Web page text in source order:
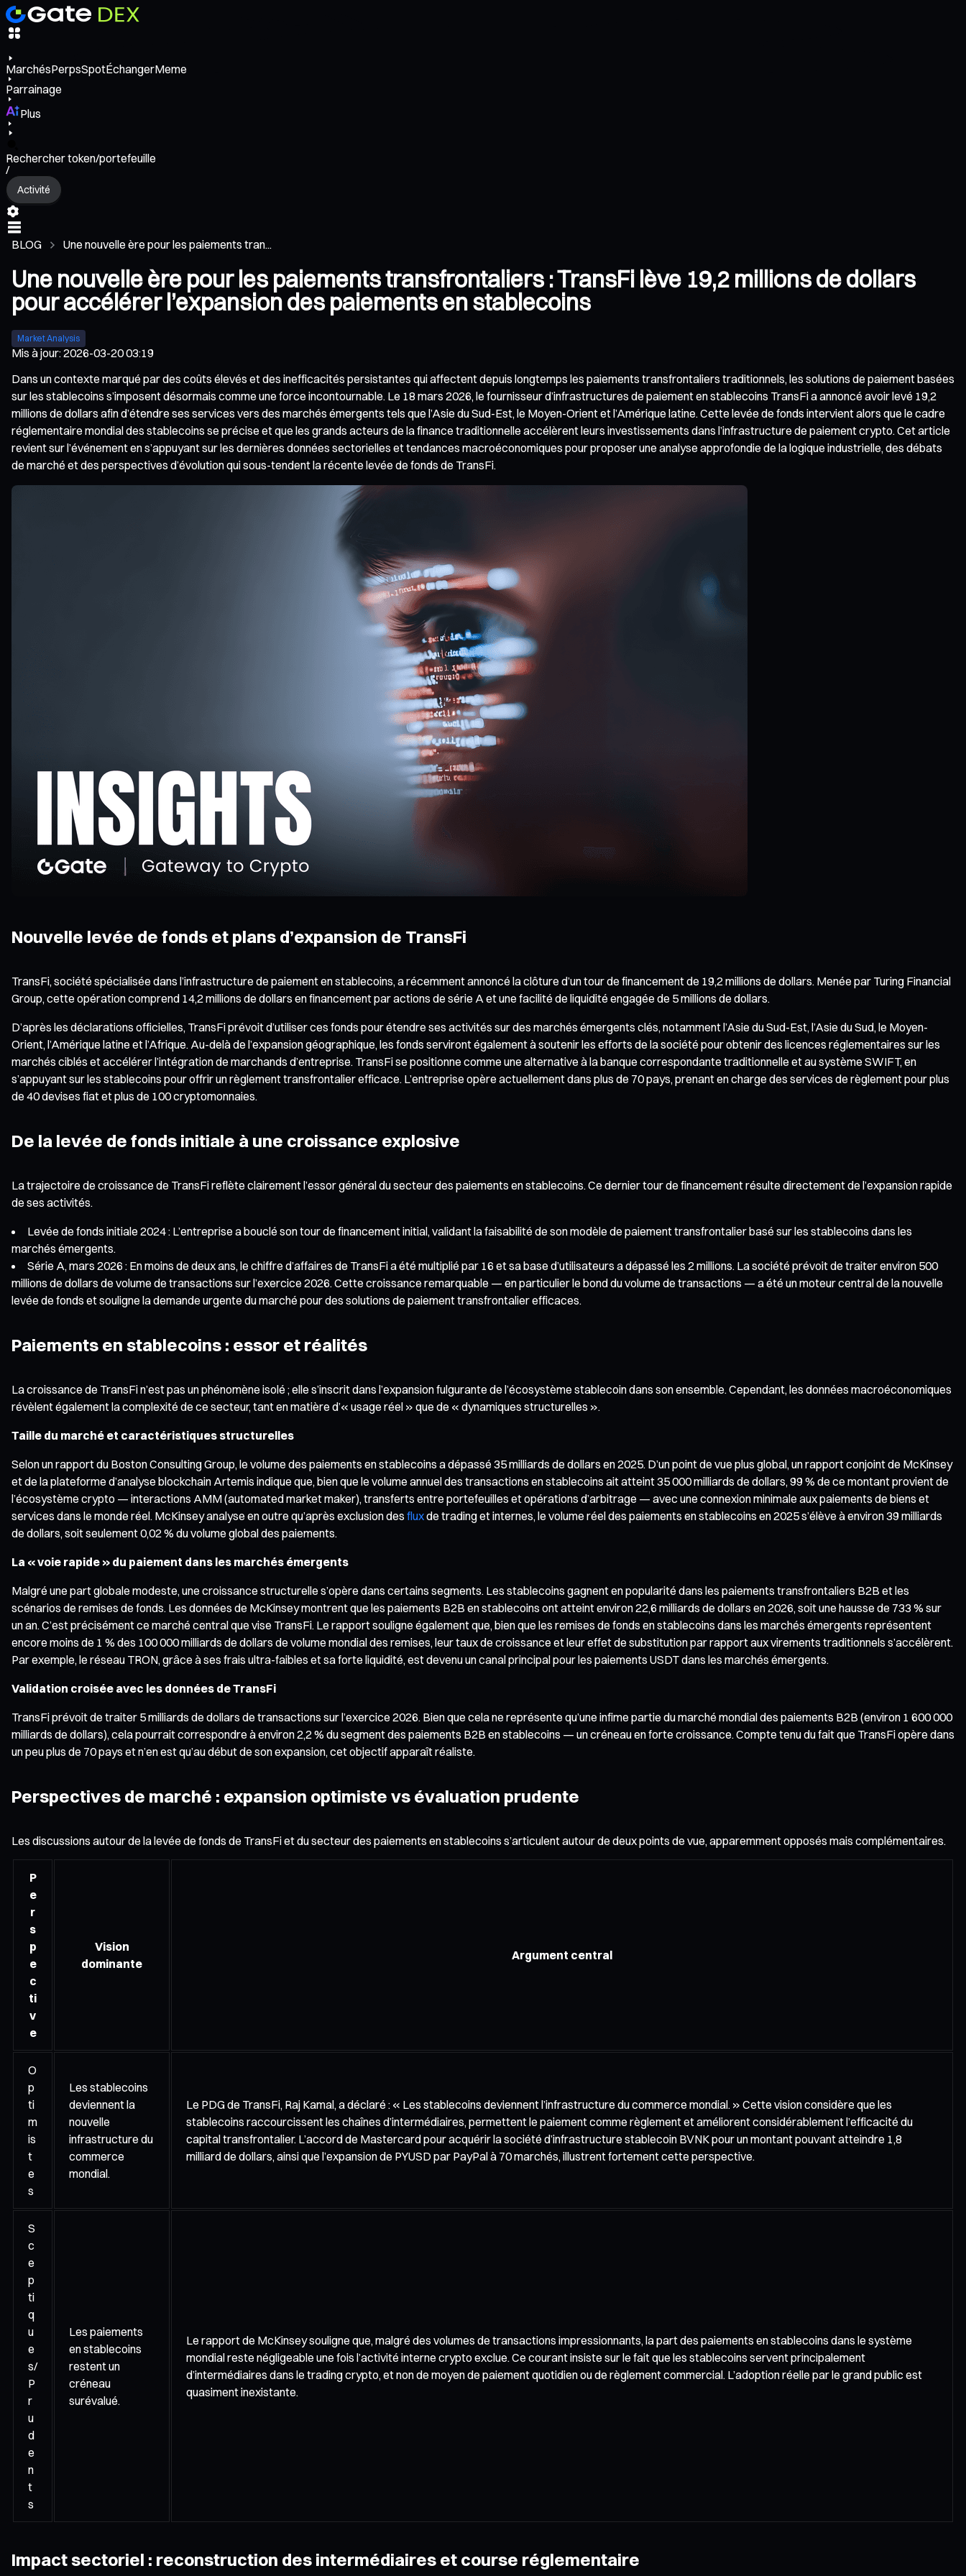
MarchésPerpsSpotÉchangerMeme
Parrainage
Plus
Rechercher token/portefeuille
/
Activité
BLOG Une nouvelle ère pour les paiements tran...
Une nouvelle ère pour les paiements transfrontaliers : TransFi lève 19,2 millions de dollars
pour accélérer l’expansion des paiements en stablecoins
Market Analysis
Mis à jour:2026-03-20 03:19
Dans un contexte marqué par des coûts élevés et des inefficacités persistantes qui affectent depuis longtemps les paiements transfrontaliers traditionnels, les solutions de paiement basées
sur les stablecoins s’imposent désormais comme une force incontournable. Le 18 mars 2026, le fournisseur d’infrastructures de paiement en stablecoins TransFi a annoncé avoir levé 19,2
millions de dollars afin d’étendre ses services vers des marchés émergents tels que l’Asie du Sud-Est, le Moyen-Orient et l’Amérique latine. Cette levée de fonds intervient alors que le cadre
réglementaire mondial des stablecoins se précise et que les grands acteurs de la finance traditionnelle accélèrent leurs investissements dans l’infrastructure de paiement crypto. Cet article
revient sur l’événement en s’appuyant sur les dernières données sectorielles et tendances macroéconomiques pour proposer une analyse approfondie de la logique industrielle, des débats
de marché et des perspectives d’évolution qui sous-tendent la récente levée de fonds de TransFi.
Nouvelle levée de fonds et plans d’expansion de TransFi
TransFi, société spécialisée dans l’infrastructure de paiement en stablecoins, a récemment annoncé la clôture d’un tour de financement de 19,2 millions de dollars. Menée par Turing Financial
Group, cette opération comprend 14,2 millions de dollars en financement par actions de série A et une facilité de liquidité engagée de 5 millions de dollars.
D’après les déclarations officielles, TransFi prévoit d’utiliser ces fonds pour étendre ses activités sur des marchés émergents clés, notamment l’Asie du Sud-Est, l’Asie du Sud, le Moyen-
Orient, l’Amérique latine et l’Afrique. Au-delà de l’expansion géographique, les fonds serviront également à soutenir les efforts de la société pour obtenir des licences réglementaires sur les
marchés ciblés et accélérer l’intégration de marchands d’entreprise. TransFi se positionne comme une alternative à la banque correspondante traditionnelle et au système SWIFT, en
s’appuyant sur les stablecoins pour offrir un règlement transfrontalier efficace. L’entreprise opère actuellement dans plus de 70 pays, prenant en charge des services de règlement pour plus
de 40 devises fiat et plus de 100 cryptomonnaies.
De la levée de fonds initiale à une croissance explosive
La trajectoire de croissance de TransFi reflète clairement l’essor général du secteur des paiements en stablecoins. Ce dernier tour de financement résulte directement de l’expansion rapide
de ses activités.
Levée de fonds initiale 2024 : L’entreprise a bouclé son tour de financement initial, validant la faisabilité de son modèle de paiement transfrontalier basé sur les stablecoins dans les
marchés émergents.
Série A, mars 2026 : En moins de deux ans, le chiffre d’affaires de TransFi a été multiplié par 16 et sa base d’utilisateurs a dépassé les 2 millions. La société prévoit de traiter environ 500
millions de dollars de volume de transactions sur l’exercice 2026. Cette croissance remarquable — en particulier le bond du volume de transactions — a été un moteur central de la nouvelle
levée de fonds et souligne la demande urgente du marché pour des solutions de paiement transfrontalier efficaces.
Paiements en stablecoins : essor et réalités
La croissance de TransFi n’est pas un phénomène isolé ; elle s’inscrit dans l’expansion fulgurante de l’écosystème stablecoin dans son ensemble. Cependant, les données macroéconomiques
révèlent également la complexité de ce secteur, tant en matière d’« usage réel » que de « dynamiques structurelles ».
Taille du marché et caractéristiques structurelles
Selon un rapport du Boston Consulting Group, le volume des paiements en stablecoins a dépassé 35 milliards de dollars en 2025. D’un point de vue plus global, un rapport conjoint de McKinsey
et de la plateforme d’analyse blockchain Artemis indique que, bien que le volume annuel des transactions en stablecoins ait atteint 35 000 milliards de dollars, 99 % de ce montant provient de
l’écosystème crypto — interactions AMM (automated market maker), transferts entre portefeuilles et opérations d’arbitrage — avec une connexion minimale aux paiements de biens et
services dans le monde réel. McKinsey analyse en outre qu’après exclusion des fluxde trading et internes, le volume réel des paiements en stablecoins en 2025 s’élève à environ 39 milliards
de dollars, soit seulement 0,02 % du volume global des paiements.
La « voie rapide » du paiement dans les marchés émergents
Malgré une part globale modeste, une croissance structurelle s’opère dans certains segments. Les stablecoins gagnent en popularité dans les paiements transfrontaliers B2B et les
scénarios de remises de fonds. Les données de McKinsey montrent que les paiements B2B en stablecoins ont atteint environ 22,6 milliards de dollars en 2026, soit une hausse de 733 % sur
un an. C’est précisément ce marché central que vise TransFi. Le rapport souligne également que, bien que les remises de fonds en stablecoins dans les marchés émergents représentent
encore moins de 1 % des 100 000 milliards de dollars de volume mondial des remises, leur taux de croissance et leur effet de substitution par rapport aux virements traditionnels s’accélèrent.
Par exemple, le réseau TRON, grâce à ses frais ultra-faibles et sa forte liquidité, est devenu un canal principal pour les paiements USDT dans les marchés émergents.
Validation croisée avec les données de TransFi
TransFi prévoit de traiter 5 milliards de dollars de transactions sur l’exercice 2026. Bien que cela ne représente qu’une infime partie du marché mondial des paiements B2B (environ 1 600 000
milliards de dollars), cela pourrait correspondre à environ 2,2 % du segment des paiements B2B en stablecoins — un créneau en forte croissance. Compte tenu du fait que TransFi opère dans
un peu plus de 70 pays et n’en est qu’au début de son expansion, cet objectif apparaît réaliste.
Perspectives de marché : expansion optimiste vs évaluation prudente
Les discussions autour de la levée de fonds de TransFi et du secteur des paiements en stablecoins s’articulent autour de deux points de vue, apparemment opposés mais complémentaires.
P
e
r
s
p
e
c
ti
v
e
Vision
dominante
Argument central
O
p
ti
m
is
t
e
s
Les stablecoins
deviennent la
nouvelle
infrastructure du
commerce
mondial.
Le PDG de TransFi, Raj Kamal, a déclaré : « Les stablecoins deviennent l’infrastructure du commerce mondial. » Cette vision considère que les
stablecoins raccourcissent les chaînes d’intermédiaires, permettent le paiement comme règlement et améliorent considérablement l’efficacité du
capital transfrontalier. L’accord de Mastercard pour acquérir la société d’infrastructure stablecoin BVNK pour un montant pouvant atteindre 1,8
milliard de dollars, ainsi que l’expansion de PYUSD par PayPal à 70 marchés, illustrent fortement cette perspective.
S
c
e
p
ti
q
u
e
s/
P
r
u
d
e
n
t
s
Les paiements
en stablecoins
restent un
créneau
surévalué.
Le rapport de McKinsey souligne que, malgré des volumes de transactions impressionnants, la part des paiements en stablecoins dans le système
mondial reste négligeable une fois l’activité interne crypto exclue. Ce courant insiste sur le fait que les stablecoins servent principalement
d’intermédiaires dans le trading crypto, et non de moyen de paiement quotidien ou de règlement commercial. L’adoption réelle par le grand public est
quasiment inexistante.
Impact sectoriel : reconstruction des intermédiaires et course réglementaire